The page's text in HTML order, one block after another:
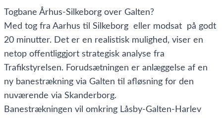
Togbane Århus-Silkeborg over Galten?
Med tog fra Aarhus til Silkeborg  eller modsat  på godt
20 minutter. Det er en realistisk mulighed, viser en
netop offentliggjort strategisk analyse fra
Trafikstyrelsen. Forudsætningen er anlæggelse af en
ny banestrækning via Galten til afløsning for den
nuværende via Skanderborg.
Banestrækningen vil omkring Låsby-Galten-Harlev